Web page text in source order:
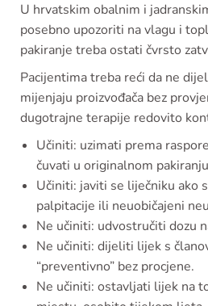
U hrvatskim obalnim i
posebno upozoriti na vlagu i
pakiranje treba ostati čvrsto
Pacijentima treba reći da ne
mijenjaju proizvođača bez
dugotrajne terapije redovito
Učiniti: uzimati prema
čuvati u originalnom
Učiniti: javiti se liječniku ako
palpitacije ili neuobičajeni
Ne učiniti: udvostručiti dozu
Ne učiniti: dijeliti lijek s
“preventivno” bez procjene.
Ne učiniti: ostavljati lijek na